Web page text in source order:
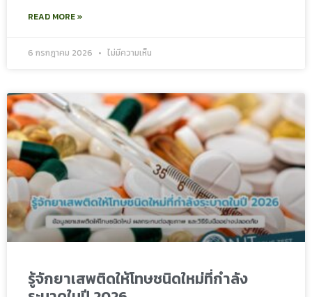
READ MORE »
6 กรกฎาคม 2026 ไม่มีความเห็น
รู้จักยาเสพติดให้โทษชนิดใหม่ที่กำลัง